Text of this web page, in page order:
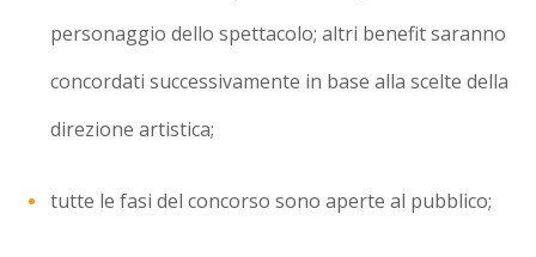
personaggio dello spettacolo; altri benefit saranno
concordati successivamente in base alla scelte della
direzione artistica;
tutte le fasi del concorso sono aperte al pubblico;